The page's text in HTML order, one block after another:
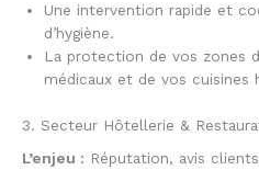
Une intervention rapide et
d’hygiène.
La protection de vos zones
médicaux et de vos cuisines
3. Secteur Hôtellerie &
L’enjeu : Réputation, avis